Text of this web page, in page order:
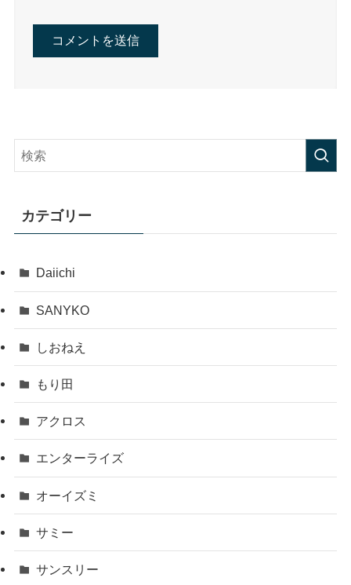
カテゴリー
Daiichi
SANYKO
しおねえ
もり田
アクロス
エンターライズ
オーイズミ
サミー
サンスリー